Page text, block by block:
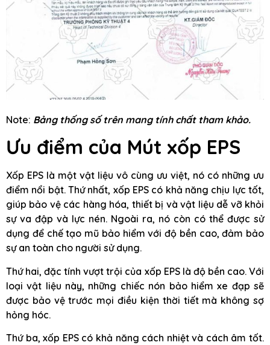
Note: Bảng thống số trên mang tính chất tham khảo.
Ưu điểm của Mút xốp EPS
Xốp EPS là một vật liệu vô cùng ưu việt, nó có những ưu
điểm nổi bật. Thứ nhất, xốp EPS có khả năng chịu lực tốt,
giúp bảo vệ các hàng hóa, thiết bị và vật liệu dễ vỡ khỏi
sự va đập và lực nén. Ngoài ra, nó còn có thể được sử
dụng để chế tạo mũ bảo hiểm với độ bền cao, đảm bảo
sự an toàn cho người sử dụng.
Thứ hai, đặc tính vượt trội của xốp EPS là độ bền cao. Với
loại vật liệu này, những chiếc nón bảo hiểm xe đạp sẽ
được bảo vệ trước mọi điều kiện thời tiết mà không sợ
hỏng hóc.
Thứ ba, xốp EPS có khả năng cách nhiệt và cách âm tốt.